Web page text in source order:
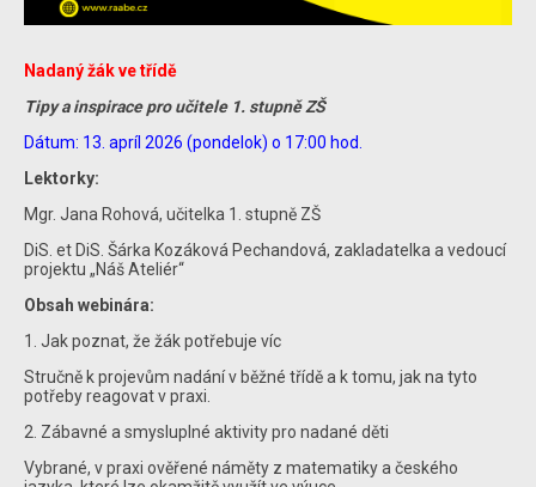
Nadaný žák ve třídě
Tipy a inspirace pro učitele 1. stupně ZŠ
Dátum: 13. apríl 2026 (pondelok) o 17:00 hod.
Lektorky:
Mgr. Jana Rohová, učitelka 1. stupně ZŠ
DiS. et DiS. Šárka Kozáková Pechandová, zakladatelka a vedoucí
projektu „Náš Ateliér“
Obsah webinára:
1. Jak poznat, že žák potřebuje víc
Stručně k projevům nadání v běžné třídě a k tomu, jak na tyto
potřeby reagovat v praxi.
2. Zábavné a smysluplné aktivity pro nadané děti
Vybrané, v praxi ověřené náměty z matematiky a českého